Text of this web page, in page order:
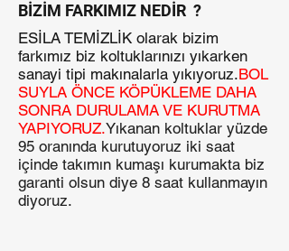
BİZİM FARKIMIZ NEDİR ?
ESİLA TEMİZLİK olarak bizim
farkımız biz koltuklarınızı yıkarken
sanayi tipi makınalarla yıkıyoruz.BOL
SUYLA ÖNCE KÖPÜKLEME DAHA
SONRA DURULAMA VE KURUTMA
YAPIYORUZ.Yıkanan koltuklar yüzde
95 oranında kurutuyoruz iki saat
içinde takımın kumaşı kurumakta biz
garanti olsun diye 8 saat kullanmayın
diyoruz.